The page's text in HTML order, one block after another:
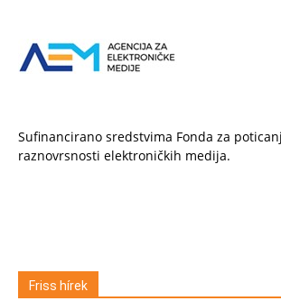
Sufinancirano sredstvima Fonda za
raznovrsnosti elektroničkih medija.
Friss hírek